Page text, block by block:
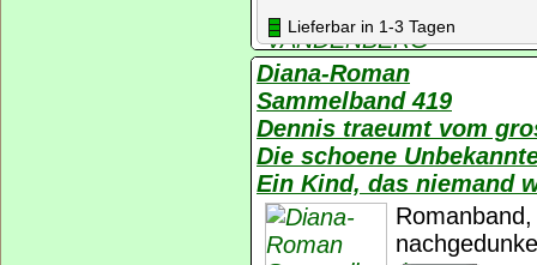
Lieferbar in 1-3 Tagen
Diana-Roman
Sammelband 419
Dennis traeumt vom
Die schoene
Ein Kind, das niemand